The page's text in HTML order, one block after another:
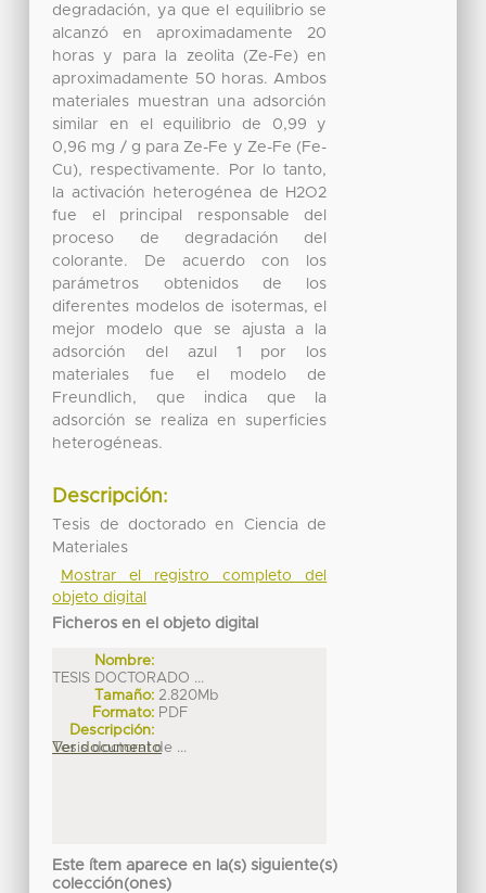
degradación, ya que el equilibrio se
alcanzó en aproximadamente 20
horas y para la zeolita (Ze-Fe) en
aproximadamente 50 horas. Ambos
materiales muestran una adsorción
similar en el equilibrio de 0,99 y
0,96 mg / g para Ze-Fe y Ze-Fe (Fe-
Cu), respectivamente. Por lo tanto,
la activación heterogénea de H2O2
fue el principal responsable del
proceso de degradación del
colorante. De acuerdo con los
parámetros obtenidos de los
diferentes modelos de isotermas, el
mejor modelo que se ajusta a la
adsorción del azul 1 por los
materiales fue el modelo de
Freundlich, que indica que la
adsorción se realiza en superficies
heterogéneas.
Descripción:
Tesis de doctorado en Ciencia de
Materiales
Mostrar el registro completo del
objeto digital
Ficheros en el objeto digital
Nombre:
TESIS DOCTORADO ...
Tamaño: 2.820Mb
Formato: PDF
Descripción:
Tesis doctoral de ...
Ver documento
Este ítem aparece en la(s) siguiente(s)
colección(ones)